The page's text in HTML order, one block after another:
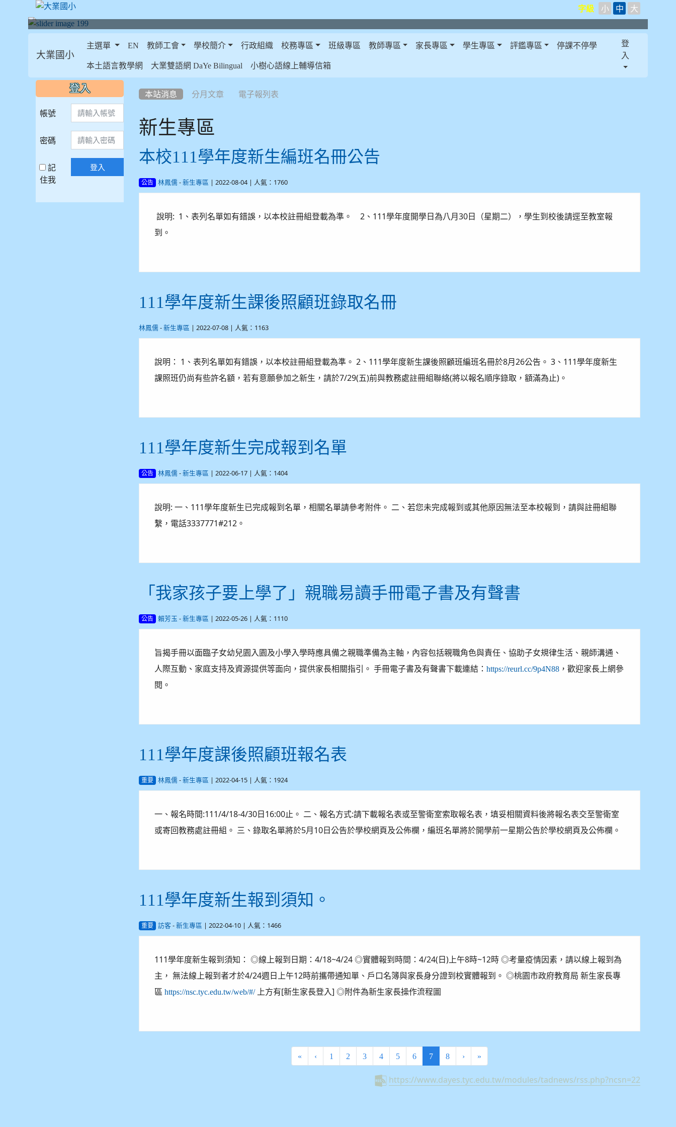
字級 小 中 大
大業國小
主選單 EN 教師工會 學校簡介 行政組織 校務專區 班級專區 教師專區 家長專區 學生專區 評鑑專區 停課不停學
本土語言教學網 大業雙語網 DaYe Bilingual 小樹心語線上輔導信箱
登
入
本站消息 分月文章 電子報列表
新生專區
本校111學年度新生編班名冊公告
公告 林鳳儒- 新生專區 | 2022-08-04 | 人氣：1760
說明: 1、表列名單如有錯誤，以本校註冊組登載為準。 2、111學年度開學日為八月30日（星期二），學生到校後請逕至教室報
到。
111學年度新生課後照顧班錄取名冊
林鳳儒 -新生專區 | 2022-07-08 | 人氣：1163
說明： 1、表列名單如有錯誤，以本校註冊組登載為準。 2、111學年度新生課後照顧班編班名冊於8月26公告。 3、111學年度新生
課照班仍尚有些許名額，若有意願參加之新生，請於7/29(五)前與教務處註冊組聯絡(將以報名順序錄取，額滿為止)。
111學年度新生完成報到名單
公告 林鳳儒- 新生專區 | 2022-06-17 | 人氣：1404
說明: 一、111學年度新生已完成報到名單，相關名單請參考附件。 二、若您未完成報到或其他原因無法至本校報到，請與註冊組聯
繫，電話3337771#212。
「我家孩子要上學了」親職易讀手冊電子書及有聲書
公告 賴芳玉 - 新生專區 | 2022-05-26 | 人氣：1110
旨揭手冊以面臨子女幼兒園入園及小學入學時應具備之親職準備為主軸，內容包括親職角色與責任、協助子女規律生活、親師溝通、
人際互動、家庭支持及資源提供等面向，提供家長相關指引。 手冊電子書及有聲書下載連結：https://reurl.cc/9p4N88 ，歡迎家長上網參
閱。
111學年度課後照顧班報名表
重要 林鳳儒- 新生專區 | 2022-04-15 | 人氣：1924
一、報名時間:111/4/18-4/30日16:00止。 二、報名方式:請下載報名表或至警衛室索取報名表，填妥相關資料後將報名表交至警衛室
或寄回教務處註冊組。 三、錄取名單將於5月10日公告於學校網頁及公佈欄，編班名單將於開學前一星期公告於學校網頁及公佈欄。
111學年度新生報到須知。
重要 訪客 - 新生專區 | 2022-04-10 | 人氣：1466
111學年度新生報到須知： ◎線上報到日期：4/18~4/24 ◎實體報到時間：4/24(日)上午8時~12時 ◎考量疫情因素，請以線上報到為
主， 無法線上報到者才於4/24週日上午12時前攜帶通知單、戶口名簿與家長身分證到校實體報到。 ◎桃園市政府教育局 新生家長專
區https://nsc.tyc.edu.tw/web/#/上方有[新生家長登入] ◎附件為新生家長操作流程圖
« ‹ 1 2 3 4 5 6 7(current)
8 › »
https://www.dayes.tyc.edu.tw/modules/tadnews/rss.php?ncsn=22
::: 登入
帳號
密碼
記
住我
登入